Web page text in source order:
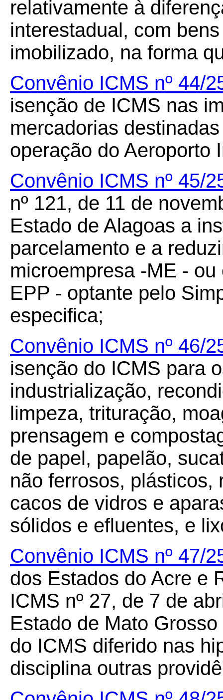
relativamente à
interestadual, com
imobilizado, na forma
Convênio ICMS nº 44/
isenção de ICMS nas
mercadorias
operação do Aeroporto
Convênio ICMS nº 45/
nº 121, de 11 de
Estado de Alagoas a
parcelamento e a
microempresa -ME -
EPP - optante pelo
especifica;
Convênio ICMS nº 46/
isenção do ICMS para
industrialização,
limpeza, trituração,
prensagem e
de papel, papelão,
não ferrosos,
cacos de vidros e
sólidos e efluentes, e
Convênio ICMS nº 47/
dos Estados do Acre e
ICMS nº 27, de 7 de
Estado de Mato
do ICMS diferido nas
disciplina outras